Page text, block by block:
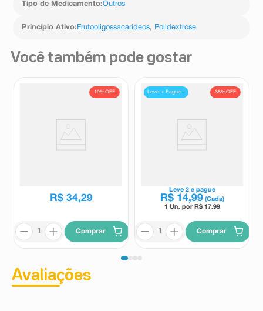
Tipo de Medicamento:Outros
Princípio Ativo: Frutooligossacarídeos, Polidextrose
Você também pode gostar
19%OFF
R$ 34,29
Comprar
38%OFF
Leve + Pague -
Leve 2e pague
R$ 14,99 (Cada)
1 Un. por R$ 17.99
Comprar
Avaliações